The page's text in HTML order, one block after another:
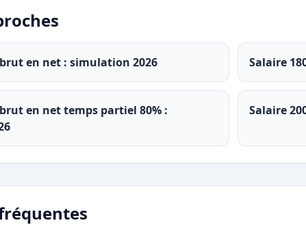
en net : simulation 2026 Salaire
en net temps partiel 80% :
Salaire